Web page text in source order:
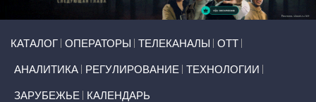
КАТАЛОГ ОПЕРАТОРЫ ТЕЛЕКАНАЛЫ ОТТ
АНАЛИТИКА РЕГУЛИРОВАНИЕ ТЕХНОЛОГИИ
ЗАРУБЕЖЬЕ КАЛЕНДАРЬ